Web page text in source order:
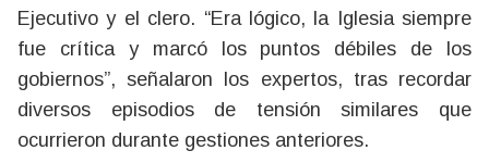
Ejecutivo y el clero. “Era lógico, la Iglesia siempre
fue crítica y marcó los puntos débiles de los
gobiernos”, señalaron los expertos, tras recordar
diversos episodios de tensión similares que
ocurrieron durante gestiones anteriores.